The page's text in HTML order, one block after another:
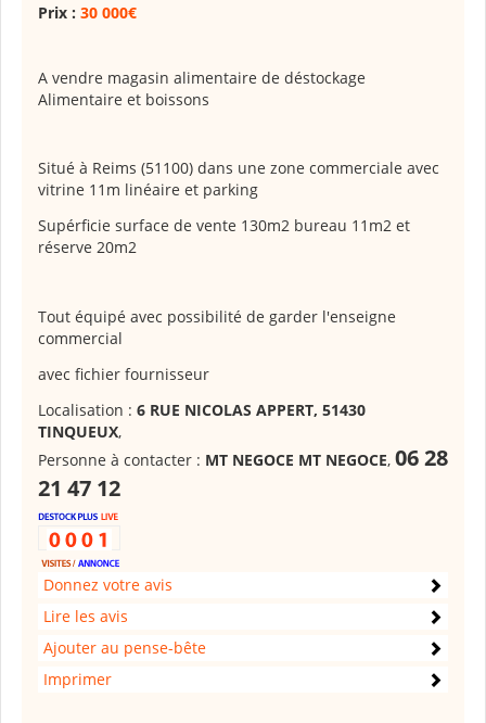
Prix : 30 000€
A vendre magasin alimentaire de déstockage
Alimentaire et boissons
Situé à Reims (51100) dans une zone commerciale avec
vitrine 11m linéaire et parking
Supérficie surface de vente 130m2 bureau 11m2 et
réserve 20m2
Tout équipé avec possibilité de garder l'enseigne
commercial
avec fichier fournisseur
Localisation : 6 RUE NICOLAS APPERT, 51430
TINQUEUX,
Personne à contacter : MT NEGOCE MT NEGOCE, 06 28
21 47 12
Donnez votre avis
Lire les avis
Ajouter au pense-bête
Imprimer